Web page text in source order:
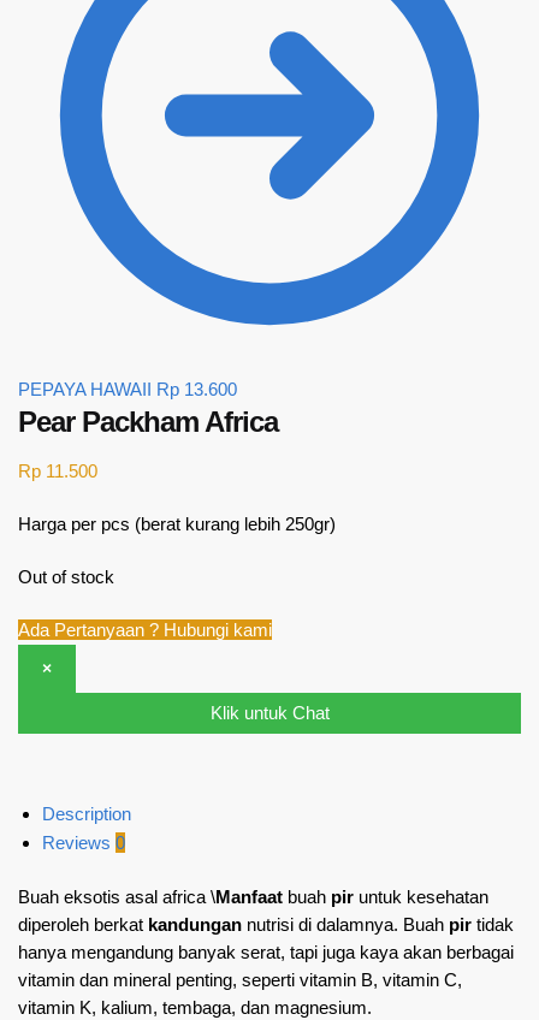
PEPAYA HAWAII Rp 13.600
Pear Packham Africa
Rp 11.500
Harga per pcs (berat kurang lebih 250gr)
Out of stock
Ada Pertanyaan ? Hubungi kami
×
Klik untuk Chat
Description
Reviews 0
Buah eksotis asal africa \Manfaat buah pir untuk kesehatan
diperoleh berkat kandungan nutrisi di dalamnya. Buah pir tidak
hanya mengandung banyak serat, tapi juga kaya akan berbagai
vitamin dan mineral penting, seperti vitamin B, vitamin C,
vitamin K, kalium, tembaga, dan magnesium.